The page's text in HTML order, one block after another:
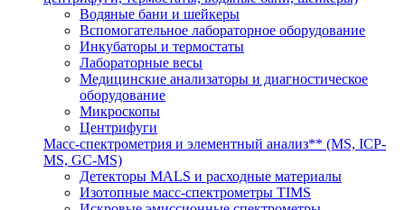
Водяные бани и шейкеры
Вспомогательное лабораторное оборудование
Инкубаторы и термостаты
Лабораторные весы
Медицинские анализаторы и диагностическое
оборудование
Микроскопы
Центрифуги
Масс-спектрометрия и элементный анализ** (MS, ICP-
MS, GC-MS)
Детекторы MALS и расходные материалы
Изотопные масс-спектрометры TIMS